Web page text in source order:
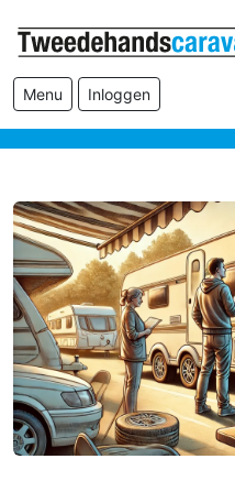
Menu Inloggen